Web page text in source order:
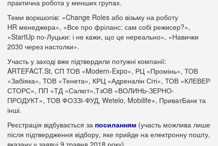
практична робота у менших групах.
Теми воркшопів: «Change Roles або візьму на роботу
HR менеджера», «Все про фріланс: сам собі режисер?»,
«StartUp по-Луцьки: і не кажи, що це нереально», «Навички
2030 через настолки».
Участь у заході вже підтвердили потужні компанії:
ARTEFACT.St, СП ТОВ «Modern-Expo», РЦ «Промінь», ТОВ
«Забіяка», ТОВ «Тенета», КРЦ «Адреналін Сіті», ТОВ «КЛЕВЕР
СТОРС», ПП «ТД «Салют»,ТзОВ «ВОЛИНЬ-ЗЕРНО-
ПРОДУКТ», ТОВ ФОЗЗІ-ФУД, Wetelo, Mobilife+, ПриватБанк та
інші.
Реєстрація відбувається за посиланням (участь можлива лише
після підтвердження відбору, яке прийде на електронну пошту,
вказану у заявці 9 травня 2018 року).